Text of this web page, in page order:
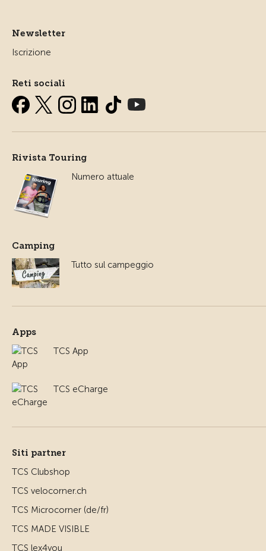
Newsletter
Iscrizione
Reti sociali
Rivista Touring
Numero attuale
Camping
Tutto sul campeggio
Apps
TCS App
TCS eCharge
Siti partner
TCS Clubshop
TCS velocorner.ch
TCS Microcorner (de/fr)
TCS MADE VISIBLE
TCS lex4you